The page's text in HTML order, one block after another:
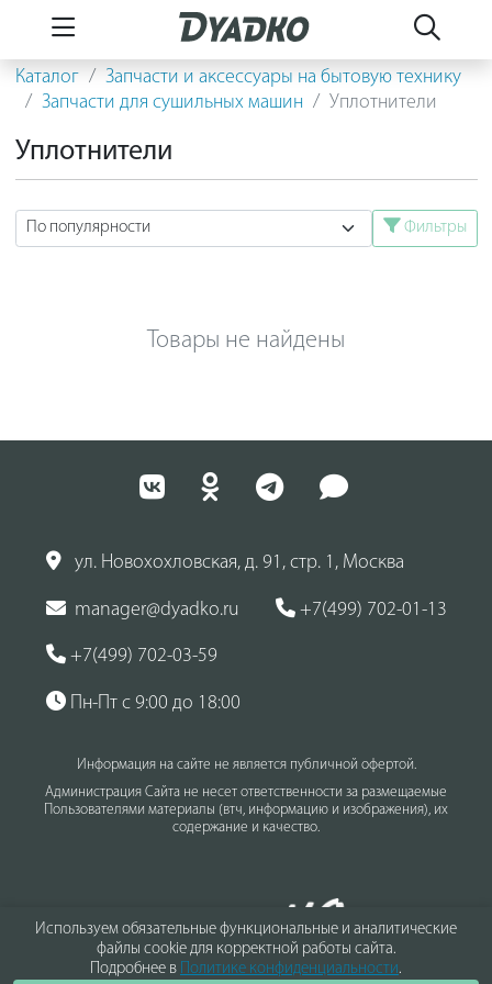
Каталог
Запчасти и аксессуары на бытовую технику
Запчасти для сушильных машин
Уплотнители
Уплотнители
Фильтры
Товары не найдены
Используем обязательные функциональные и аналитические
файлы cookie для корректной работы сайта.
Подробнее в Политике конфиденциальности.
ул. Новохохловская, д. 91, стр. 1, Москва
manager@dyadko.ru +7(499) 702-01-13
+7(499) 702-03-59
Пн-Пт с 9:00 до 18:00
Информация на сайте не является публичной офертой.
Администрация Сайта не несет ответственности за размещаемые
Пользователями материалы (втч, информацию и изображения), их
содержание и качество.